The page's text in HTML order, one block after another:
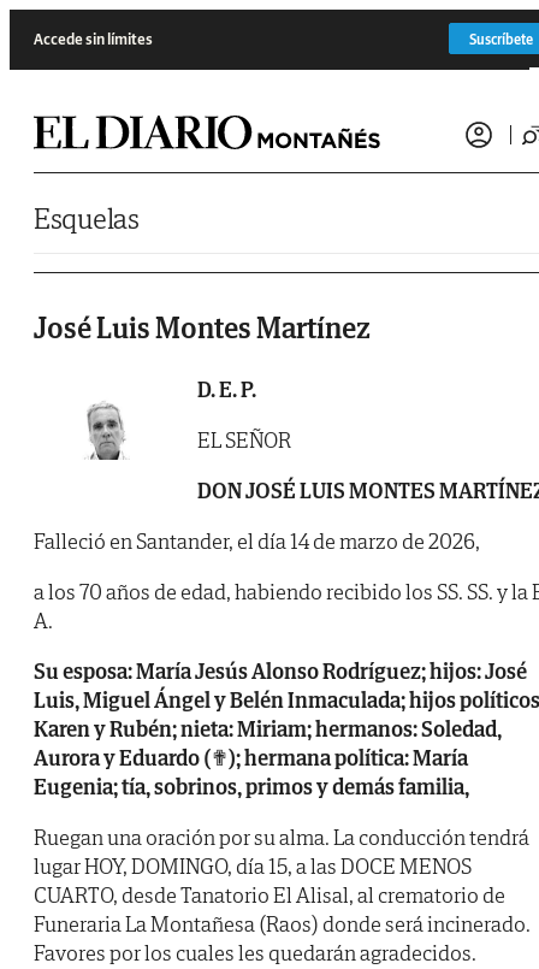
Accede sin límites Suscríbete
Esquelas
José Luis Montes Martínez
D. E. P.
EL SEÑOR
DON JOSÉ LUIS MONTES
Falleció en Santander, el día 14 de marzo de 2026,
a los 70 años de edad, habiendo recibido los SS. SS. y la
A.
Su esposa: María Jesús Alonso Rodríguez; hijos: José
Luis, Miguel Ángel y Belén Inmaculada; hijos
Karen y Rubén; nieta: Miriam; hermanos: Soledad,
Aurora y Eduardo (✟); hermana política: María
Eugenia; tía, sobrinos, primos y demás familia,
Ruegan una oración por su alma. La conducción tendrá
lugar HOY, DOMINGO, día 15, a las DOCE MENOS
CUARTO, desde Tanatorio El Alisal, al crematorio de
Funeraria La Montañesa (Raos) donde será incinerado.
Favores por los cuales les quedarán agradecidos.